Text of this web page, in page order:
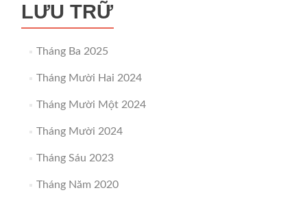
LƯU TRỮ
Tháng Ba 2025
Tháng Mười Hai 2024
Tháng Mười Một 2024
Tháng Mười 2024
Tháng Sáu 2023
Tháng Năm 2020